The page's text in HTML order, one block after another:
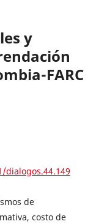
y
FARC
dialogos.44.149
de
costo de